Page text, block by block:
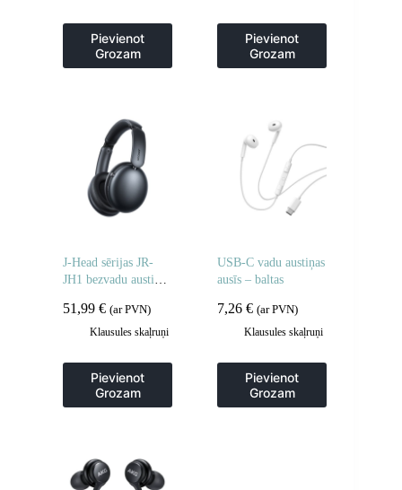
Pievienot
Grozam
Pievienot
Grozam
J-Head sērijas JR-
JH1 bezvadu austiņas
melnas
51,99 € (ar PVN)
Klausules skaļruņi
Pievienot
Grozam
USB-C vadu austiņas
ausīs – baltas
7,26€ (ar PVN)
Klausules skaļruņi
Pievienot
Grozam